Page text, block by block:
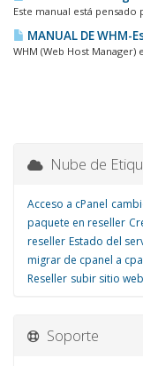
Este manual está
MANUAL DE WHM-
WHM (Web Host
Nube de
Acceso a cPanel
paquete en reseller
reseller Estado del
migrar de cpanel a
Reseller subir sitio web
Soporte